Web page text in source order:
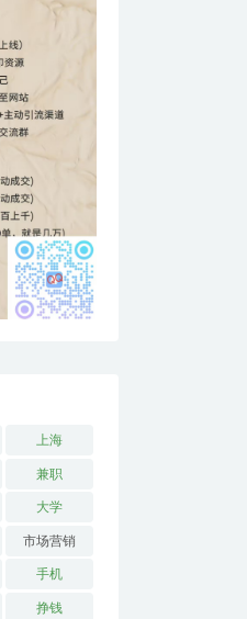
上海
兼职
大学
市场营销
手机
挣钱